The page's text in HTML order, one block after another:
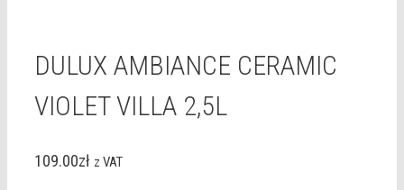
DULUX AMBIANCE CERAMIC
VIOLET VILLA 2,5L
109.00zł z VAT